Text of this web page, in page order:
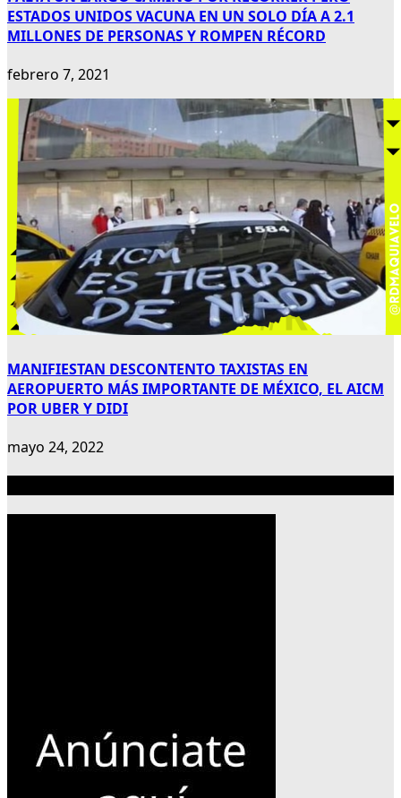
ESTADOS UNIDOS VACUNA EN UN SOLO DÍA A 2.1
MILLONES DE PERSONAS Y ROMPEN RÉCORD
febrero 7, 2021
MANIFIESTAN DESCONTENTO TAXISTAS EN
AEROPUERTO MÁS IMPORTANTE DE MÉXICO, EL AICM
POR UBER Y DIDI
mayo 24, 2022